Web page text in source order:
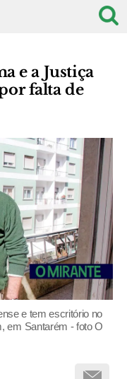
e a Justiça
falta de
e tem escritório no
em Santarém - foto O